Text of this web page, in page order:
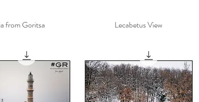
προβολή
from Goritsa Γρήγορη προβολή
Lecabetus View